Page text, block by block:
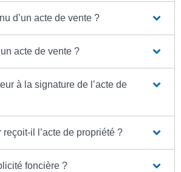
d’un acte de vente ?
acte de vente ?
à la signature de l’acte de
reçoit-il l’acte de propriété ?
foncière ?